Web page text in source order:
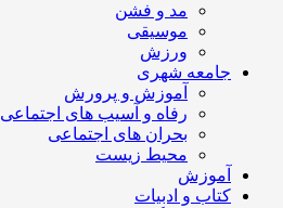
تهران
مد و فشن
موسیقی
ورزش
جامعه شهری
آموزش و پرورش
رفاه و آسیب های اجتماعی
بحران های اجتماعی
محیط زیست
آموزش
کتاب و ادبیات